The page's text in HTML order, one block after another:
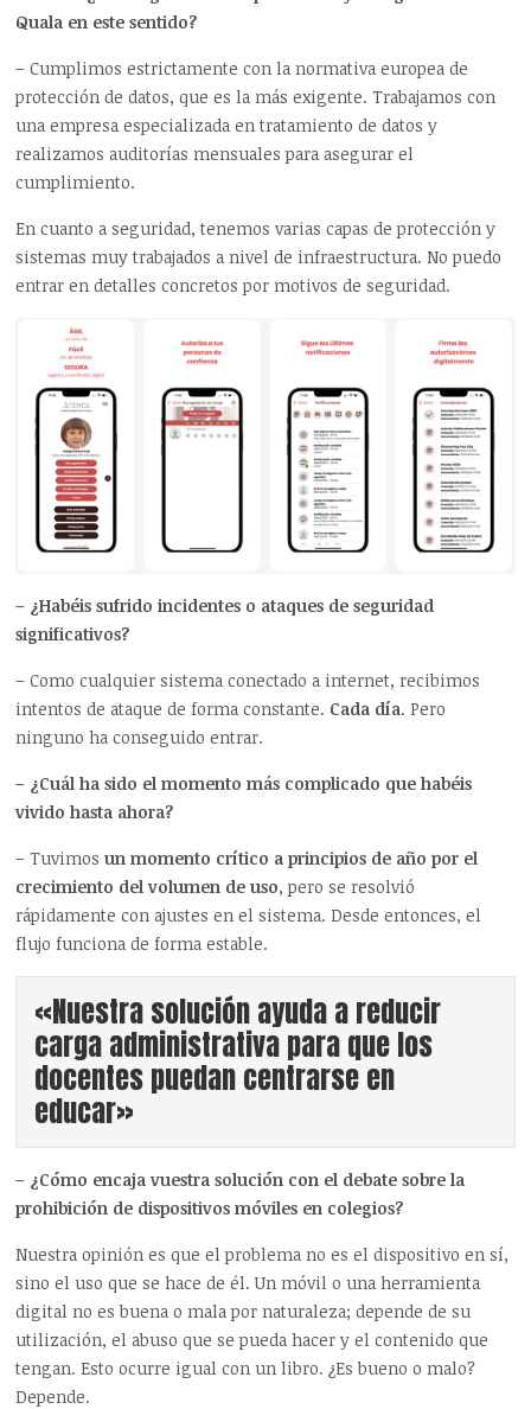
Quala en este sentido?
– Cumplimos estrictamente con la normativa europea de
protección de datos, que es la más exigente. Trabajamos con
una empresa especializada en tratamiento de datos y
realizamos auditorías mensuales para asegurar el
cumplimiento.
En cuanto a seguridad, tenemos varias capas de protección y
sistemas muy trabajados a nivel de infraestructura. No puedo
entrar en detalles concretos por motivos de seguridad.
– ¿Habéis sufrido incidentes o ataques de seguridad
significativos?
– Como cualquier sistema conectado a internet, recibimos
intentos de ataque de forma constante. Cada día. Pero
ninguno ha conseguido entrar.
– ¿Cuál ha sido el momento más complicado que habéis
vivido hasta ahora?
– Tuvimosun momento crítico a principios de año por el
crecimiento del volumen de uso, pero se resolvió
rápidamente con ajustes en el sistema. Desde entonces, el
flujo funciona de forma estable.
«Nuestra solución ayuda a reducir
carga administrativa para que los
docentes puedan centrarse en
educar»
– ¿Cómo encaja vuestra solución con el debate sobre la
prohibición de dispositivos móviles en colegios?
Nuestra opinión es que el problema no es el dispositivo en sí,
sino el uso que se hace de él. Un móvil o una herramienta
digital no es buena o mala por naturaleza; depende de su
utilización, el abuso que se pueda hacer y el contenido que
tengan. Esto ocurre igual con un libro. ¿Es bueno o malo?
Depende.